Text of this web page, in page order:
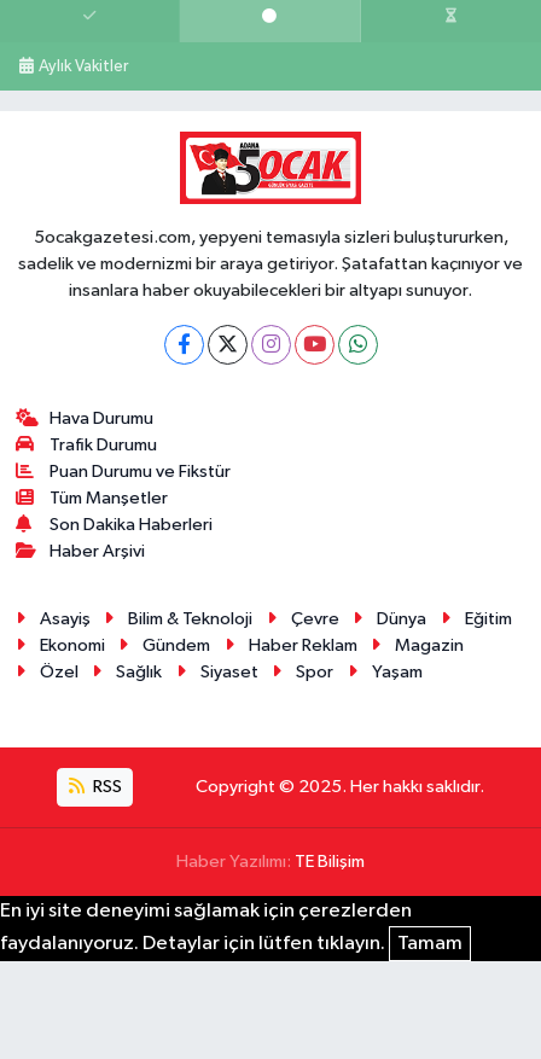
Aylık Vakitler
5ocakgazetesi.com, yepyeni temasıyla sizleri buluştururken,
sadelik ve modernizmi bir araya getiriyor. Şatafattan kaçınıyor ve
insanlara haber okuyabilecekleri bir altyapı sunuyor.
Hava Durumu
Trafik Durumu
Puan Durumu ve Fikstür
Tüm Manşetler
Son Dakika Haberleri
Haber Arşivi
Asayiş Bilim & Teknoloji Çevre Dünya
Eğitim
Ekonomi
Gündem Haber Reklam
Magazin
Özel
Sağlık Siyaset Spor Yaşam
RSS Copyright © 2025. Her hakkı saklıdır.
Haber Yazılımı: TE Bilişim
En iyi site deneyimi sağlamak için çerezlerden
faydalanıyoruz. Detaylar için lütfen tıklayın.
Tamam